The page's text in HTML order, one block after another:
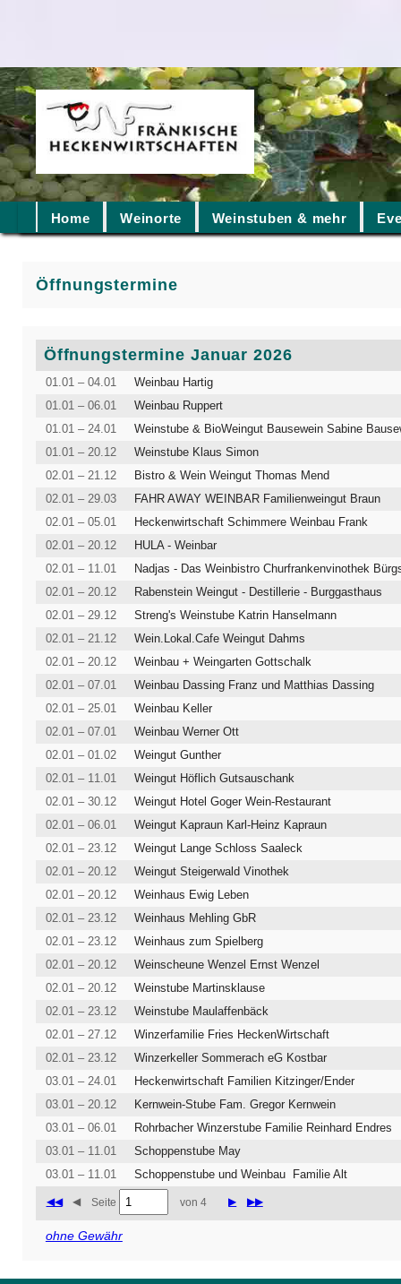
Home Weinorte Weinstuben & mehr
Öffnungstermine
Öffnungstermine Januar 2026
◀◀ ◀ Seite von 4 ▶ ▶▶
ohne Gewähr
01.01 – 04.01
Weinbau Hartig
01.01 – 06.01
Weinbau Ruppert
01.01 – 24.01
Weinstube & BioWeingut Bausewein Sabine
01.01 – 20.12
Weinstube Klaus Simon
02.01 – 21.12
Bistro & Wein Weingut Thomas Mend
02.01 – 29.03
FAHR AWAY WEINBAR Familienweingut Braun
02.01 – 05.01
Heckenwirtschaft Schimmere Weinbau Frank
02.01 – 20.12
HULA - Weinbar
02.01 – 11.01
Nadjas - Das Weinbistro Churfrankenvinothek
02.01 – 20.12
Rabenstein Weingut - Destillerie - Burggasthaus
02.01 – 29.12
Streng's Weinstube Katrin Hanselmann
02.01 – 21.12
Wein.Lokal.Cafe Weingut Dahms
02.01 – 20.12
Weinbau + Weingarten Gottschalk
02.01 – 07.01
Weinbau Dassing Franz und Matthias Dassing
02.01 – 25.01
Weinbau Keller
02.01 – 07.01
Weinbau Werner Ott
02.01 – 01.02
Weingut Gunther
02.01 – 11.01
Weingut Höflich Gutsauschank
02.01 – 30.12
Weingut Hotel Goger Wein-Restaurant
02.01 – 06.01
Weingut Kapraun Karl-Heinz Kapraun
02.01 – 23.12
Weingut Lange Schloss Saaleck
02.01 – 20.12
Weingut Steigerwald Vinothek
02.01 – 20.12
Weinhaus Ewig Leben
02.01 – 23.12
Weinhaus Mehling GbR
02.01 – 23.12
Weinhaus zum Spielberg
02.01 – 20.12
Weinscheune Wenzel Ernst Wenzel
02.01 – 20.12
Weinstube Martinsklause
02.01 – 23.12
Weinstube Maulaffenbäck
02.01 – 27.12
Winzerfamilie Fries HeckenWirtschaft
02.01 – 23.12
Winzerkeller Sommerach eG Kostbar
03.01 – 24.01
Heckenwirtschaft Familien Kitzinger/Ender
03.01 – 20.12
Kernwein-Stube Fam. Gregor Kernwein
03.01 – 06.01
Rohrbacher Winzerstube Familie Reinhard Endres
03.01 – 11.01
Schoppenstube May
03.01 – 11.01
Schoppenstube und Weinbau Familie Alt